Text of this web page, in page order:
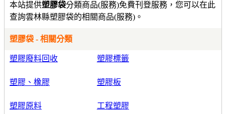
本站提供塑膠袋分類商品(服務)免費刊登服務，您可以在此
查詢雲林縣塑膠袋的相關商品(服務)。
塑膠袋 - 相關分類
塑膠廢料回收 塑膠標籤
塑膠、橡膠 塑膠板
塑膠原料 工程塑膠